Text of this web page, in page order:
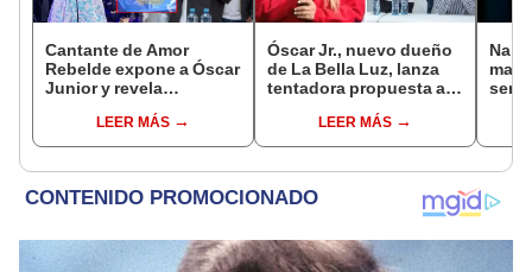
Cantante de Amor
Rebelde expone a Óscar
Junior y revela
tras encuentro con líder
de La Bella Luz: “Corte
LEER MÁS
Óscar Jr., nuevo dueño
de La Bella Luz, lanza
tentadora propuesta a
denuncia por
tocamientos: “Va a
LEER MÁS